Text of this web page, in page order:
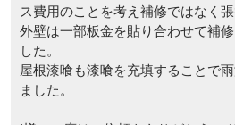
ス費用のことを考え補修ではなく張
外壁は一部板金を貼り合わせて補
した。
屋根漆喰も漆喰を充填することで
ました。